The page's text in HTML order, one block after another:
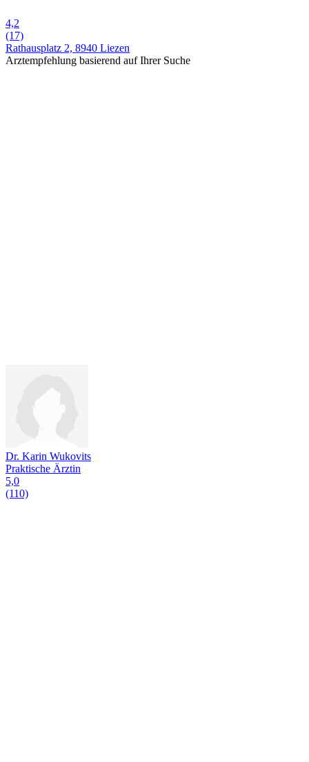
4,2
(17)
Rathausplatz 2, 8940 Liezen
Arztempfehlung basierend auf Ihrer Suche
Dr. Karin Wukovits
Praktische Ärztin
5,0
(110)